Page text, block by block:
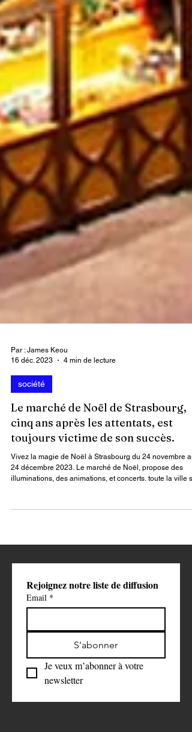
Par : James Keou
16 déc. 2023
société
Le marché de Noël de Strasbourg,
cinq ans après les attentats, est
toujours victime de son succès.
Vivez la magie de Noël à Strasbourg du 24 novembre au
soir, saturant le centre ville et ses accès. Tous les
Rejoignez notre liste de diffusion
S'abonner
newsletter